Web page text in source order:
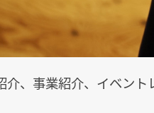
介、事業紹介、イベン